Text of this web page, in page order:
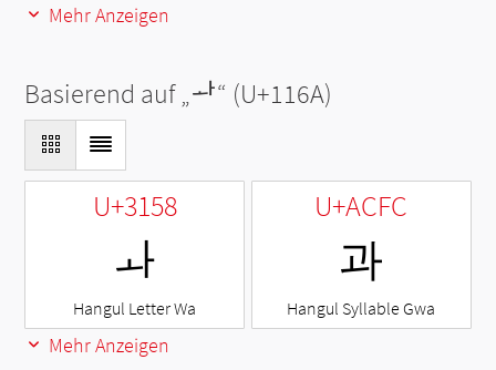
Mehr Anzeigen
Basierend auf „ᅪ“ (U+116A)
U+3158
ㅘ
Hangul Letter Wa
U+ACFC
과
Hangul Syllable Gwa
Mehr Anzeigen